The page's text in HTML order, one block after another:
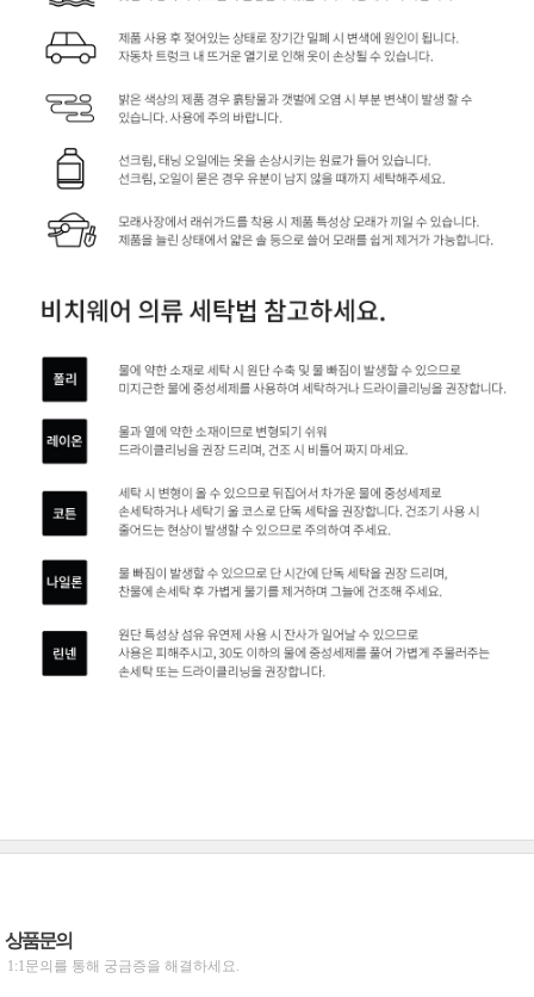
상품문의
1:1문의를 통해 궁금증을 해결하세요.